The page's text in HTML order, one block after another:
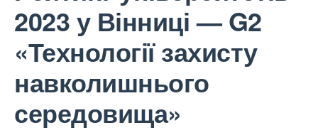
2023 у Вінниці — G2
«Технології захисту
навколишнього
середовища»